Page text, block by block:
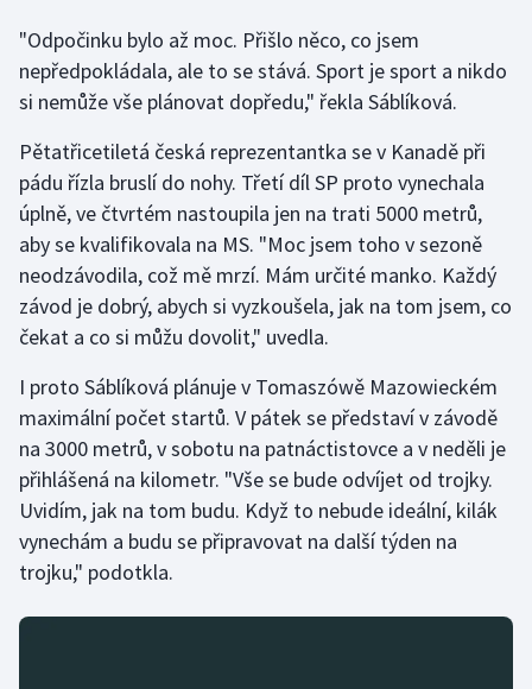
Moderní pětiboj
Olympijské hry
Parasport
Plavání
Ragby
Rychlobruslení
Rychlostní kanoistika
Short track
"Odpočinku bylo až moc. Přišlo něco, co jsem
nepředpokládala, ale to se stává. Sport je sport a nikdo
si nemůže vše plánovat dopředu," řekla Sáblíková.
Pětatřicetiletá česká reprezentantka se v Kanadě při
pádu řízla bruslí do nohy. Třetí díl SP proto vynechala
úplně, ve čtvrtém nastoupila jen na trati 5000 metrů,
aby se kvalifikovala na MS. "Moc jsem toho v sezoně
neodzávodila, což mě mrzí. Mám určité manko. Každý
závod je dobrý, abych si vyzkoušela, jak na tom jsem, co
čekat a co si můžu dovolit," uvedla.
I proto Sáblíková plánuje v Tomaszówě Mazowieckém
maximální počet startů. V pátek se představí v závodě
na 3000 metrů, v sobotu na patnáctistovce a v neděli je
přihlášená na kilometr. "Vše se bude odvíjet od trojky.
Uvidím, jak na tom budu. Když to nebude ideální, kilák
vynechám a budu se připravovat na další týden na
trojku," podotkla.